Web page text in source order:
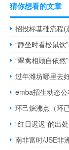
猜你想看的文章
招投标基础流程(
“静坐时看松鼠饮
“翠禽相顾自依然
过年潍坊哪里去
emba招生动态
环己烷沸点（环已
“红日迟迟”的出